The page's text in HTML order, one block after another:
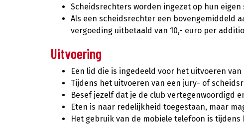
Scheidsrechters worden ingezet op hun
Als een scheidsrechter een bovengemiddeld
vergoeding uitbetaald van 10,- euro per
Uitvoering
Een lid die is ingedeeld voor het uitvoeren
Tijdens het uitvoeren van een jury- of
Besef jezelf dat je de club vertegenwoordigd
Eten is naar redelijkheid toegestaan, maar
Het gebruik van de mobiele telefoon is